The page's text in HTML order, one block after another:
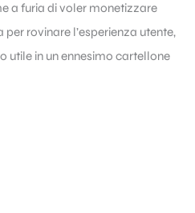
a furia di voler monetizzare
rovinare l’esperienza utente,
utile in un ennesimo cartellone